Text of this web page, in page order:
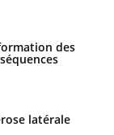
des
latérale